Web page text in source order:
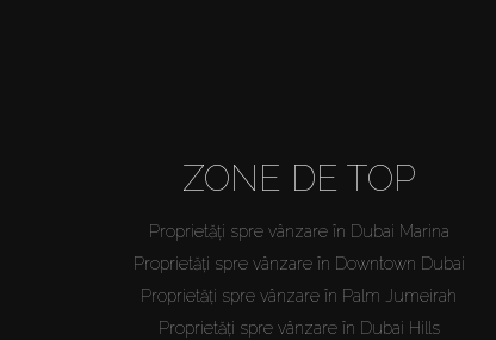
ZONE DE TOP
Proprietăți spre vânzare în Dubai Marina
Proprietăți spre vânzare în Downtown Dubai
Proprietăți spre vânzare în Palm Jumeirah
Proprietăți spre vânzare în Dubai Hills